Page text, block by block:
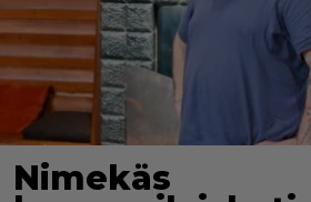
Nimekäs